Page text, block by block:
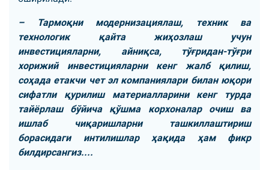
– Тармоқни модернизациялаш, техник ва
технологик қайта жиҳозлаш учун
инвестицияларни, айниқса, тўғридан-тўғри
хорижий инвестицияларни кенг жалб қилиш,
соҳада етакчи чет эл компаниялари билан юқори
сифатли қурилиш материалларини кенг турда
тайёрлаш бўйича қўшма корхоналар очиш ва
ишлаб чиқаришларни ташкиллаштириш
борасидаги интилишлар ҳақида ҳам фикр
билдирсангиз....